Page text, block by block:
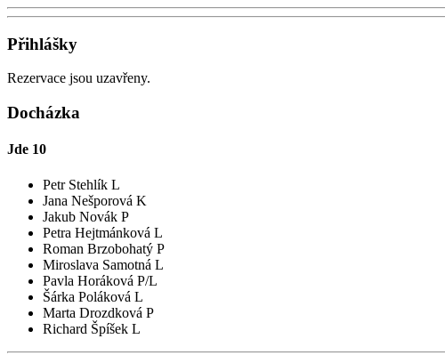
Přihlášky
Rezervace jsou uzavřeny.
Docházka
Jde 10
Petr Stehlík L
Jana Nešporová K
Jakub Novák P
Petra Hejtmánková L
Roman Brzobohatý P
Miroslava Samotná L
Pavla Horáková P/L
Šárka Poláková L
Marta Drozdková P
Richard Špíšek L